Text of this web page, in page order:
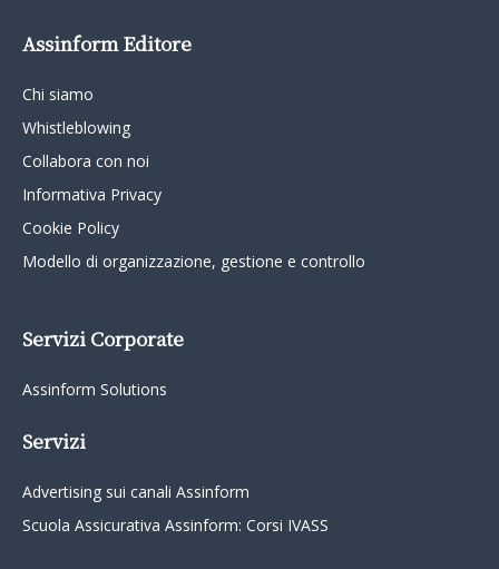
Assinform Editore
Chi siamo
Whistleblowing
Collabora con noi
Informativa Privacy
Cookie Policy
Modello di organizzazione, gestione e controllo
Servizi Corporate
Assinform Solutions
Servizi
Advertising sui canali Assinform
Scuola Assicurativa Assinform: Corsi IVASS